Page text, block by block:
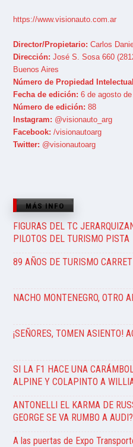
https://www.visionauto.com.ar
Director/Propietario: Carlos
Dirección: José S. Sosa 660
Buenos Aires
Número de Propiedad
Fecha de edición: 6 de agosto
Número de edición: 88
Instagram: @visionauto_arg
Facebook: /visionautoarg
Twitter: @visionautoarg
MÁS INFO
FIGURAS DEL TC
PILOTOS DEL TURISMO PISTA
89 AÑOS DE TURISMO
NACHO MONTENEGRO, OTRO
¡SEÑORES, TOMEN ASIENTO!
SI LA F1 HACE UNA
ALPINE Y COLAPINTO A
ANTONELLI EL KARMA DE
GEORGE SE VA RUMBO A AUDI?
A las puertas de Expo